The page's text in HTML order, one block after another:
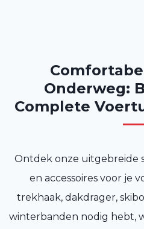
Onderweg:
Complete
Ontdek onze uitgebreide
en accessoires voor je
trekhaak, dakdrager,
winterbanden nodig hebt,